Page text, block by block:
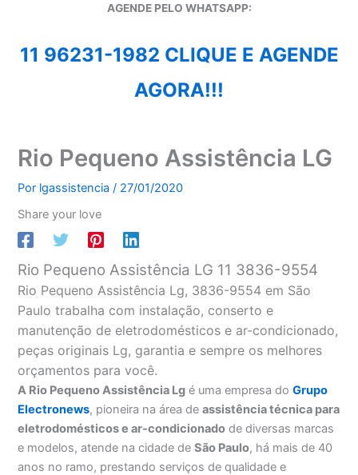
AGENDE PELO WHATSAPP:
11 96231-1982 CLIQUE E AGENDE
AGORA!!!
Rio Pequeno Assistência LG
Por lgassistencia/ 27/01/2020
Share your love
Rio Pequeno Assistência LG 11 3836-9554
Rio Pequeno Assistência Lg, 3836-9554 em São
Paulo trabalha com instalação, conserto e
manutenção de eletrodomésticos e ar-condicionado,
peças originais Lg, garantia e sempre os melhores
orçamentos para você.
A Rio Pequeno Assistência Lg é uma empresa doGrupo
Electronews, pioneira na área deassistência técnica para
eletrodomésticos e ar-condicionado de diversas marcas
e modelos, atende na cidade deSão Paulo, há mais de 40
anos no ramo, prestando serviços de qualidade e